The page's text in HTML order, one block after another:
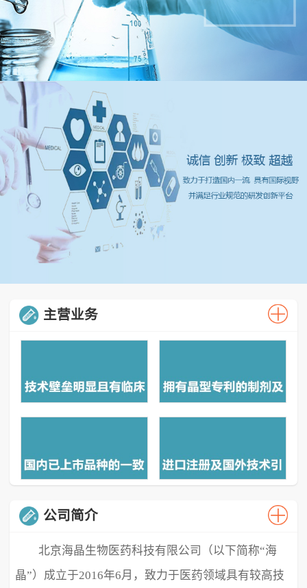
主营业务
公司简介
北京海晶生物医药科技有限公司（以下简称“海
晶”）成立于2016年6月，致力于医药领域具有较高技